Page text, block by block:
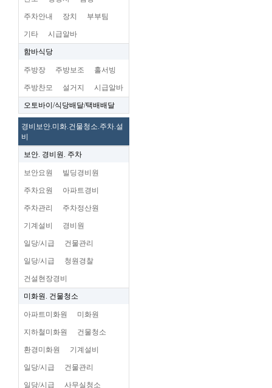
주차안내 장치 부부팀
기타 시급알바
함바식당
주방장 주방보조 홀서빙
주방찬모 설거지 시급알바
오토바이/식당배달/택배배달
경비보안.미화.건물청소.주차.설
비
보안. 경비원. 주차
보안요원 빌딩경비원
주차요원 아파트경비
주차관리 주차정산원
기계설비 경비원
일당/시급 건물관리
일당/시급 청원경찰
건설현장경비
미화원. 건물청소
아파트미화원 미화원
지하철미화원 건물청소
환경미화원 기계설비
일당/시급 건물관리
일당/시급 사무실청소